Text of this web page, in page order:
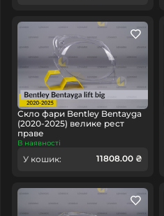
Скло фари Bentley Bentayga
(2020-2025) велике рест
праве
В наявності
У кошик: 11808.00 ₴